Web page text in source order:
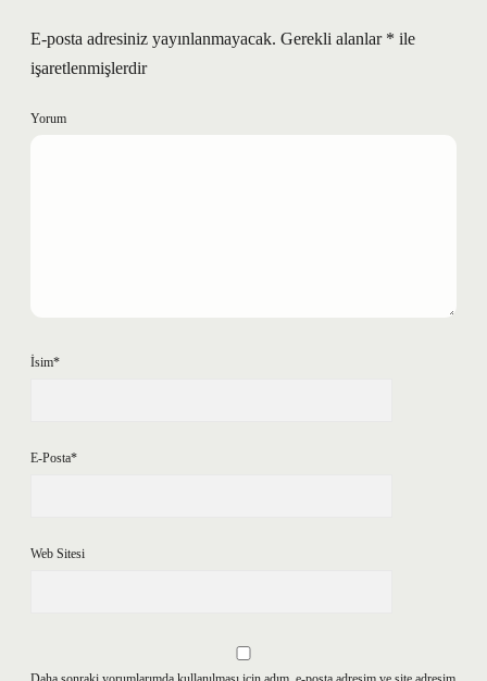
E-posta adresiniz yayınlanmayacak. Gerekli alanlar * ile
işaretlenmişlerdir
Yorum
İsim*
E-Posta*
Web Sitesi